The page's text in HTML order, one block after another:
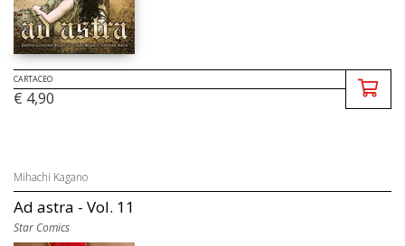
CARTACEO
€ 4,90
Mihachi Kagano
Ad astra - Vol. 11
Star Comics